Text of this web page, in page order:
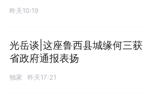
昨天10:19
光岳谈|这座鲁西县城缘何三获
省政府通报表扬
独家 昨天17:21